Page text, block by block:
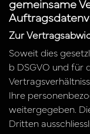
gemeinsame
Zur
Soweit dies
b DSGVO und für
Ihre
weitergegeben.
Dritten